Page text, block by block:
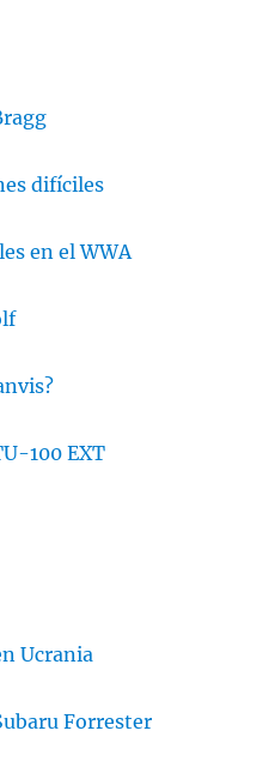
difíciles
en el WWA
100 EXT
Ucrania
Forrester